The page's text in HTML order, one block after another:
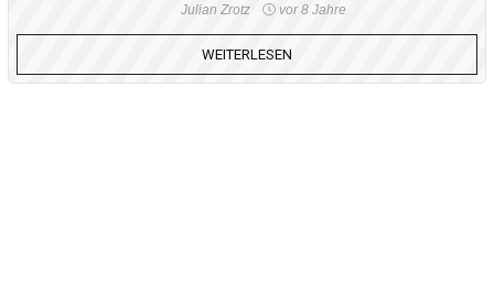
Julian Zrotz vor 8 Jahre
WEITERLESEN